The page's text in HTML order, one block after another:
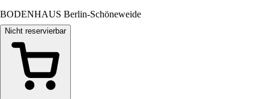
BODENHAUS Berlin-Schöneweide
Nicht reservierbar